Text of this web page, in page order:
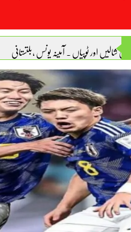
بلتی شالیں اور ٹوپیاں . آمینہ یونس ،بلتستانی
“یومِ استحصالِ کشمیر” عظمیٰ شیخ